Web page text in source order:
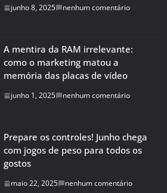
junho 8, 2025 nenhum comentário
A mentira da RAM irrelevante:
como o marketing matou a
memória das placas de vídeo
junho 1, 2025 nenhum comentário
Prepare os controles! Junho chega
com jogos de peso para todos os
gostos
maio 22, 2025 nenhum comentário